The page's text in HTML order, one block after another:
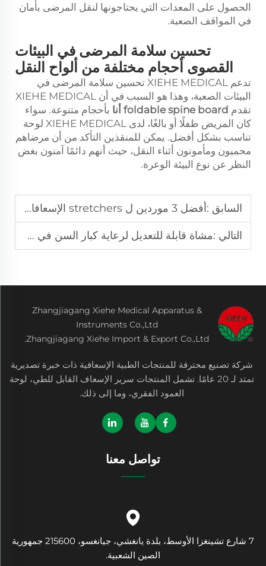
الحصول على المعدات التي يحتاجونها لنقل المرضى بأمان
في المواقف الصعبة.
تحسين سلامة المرضى في البيئات
القصوى أحجام مختلفة من ألواح النقل
تدعم XIEHE MEDICAL تحسين سلامة المرضى في
البيئات الصعبة، وهذا هو السبب في أن XIEHE MEDICAL
تقدم foldable spine board أنا بأحجام متنوعة. سواء
كان المريض طفلًا أو بالغًا، لدى XIEHE MEDICAL لوحة
تناسب بشكل أفضل. يمكن للمنقذين التأكد من أن مرضاهم
محميون ومأمونون أثناء النقل، حيث أنهم دائمًا آمنون بغض
النظر عن نوع البيئة الوعرة.
السابق :أفضل 3 موردين ل stretchers الإسعافات الأولية ذات القدرة العالية على تحمل الأحمال للرد السريع على احتياجات الطوارئ الطبية
التالي :مشاة قابلة للتعديل لرعاية كبار السن في جنوب شرق آسيا، قاعدة غيرользية لتحقيق قبضة مريحة واستخدام آمن في المنزل
Zhangjiagang Xiehe Medical Apparatus &
Instruments Co.,Ltd
Zhangjiagang Xiehe Import & Export Co.,Ltd.
شركة تصنيع محترفة للمنتجات الطبية الإسعافية ذات خبرة تصديرية
تمتد لـ 20 عامًا. تشمل المنتجات سرير الإسعاف القابل للطي، لوحة
العمود الفقري، وما إلى ذلك.
تواصل معنا
7 شارع تشينغزا الأوسط، بلدة يانغشي، جيانغسو، 215600 جمهورية
الصين الشعبية.